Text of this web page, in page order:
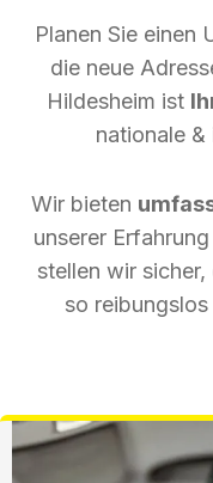
Planen Sie einen
die neue
Hildesheim ist
nationale
Wir bieten
unserer
stellen wir
so